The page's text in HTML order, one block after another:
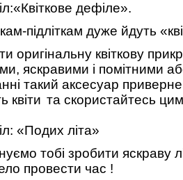
дефіле».
-підліткам дуже йдуть
оригінальну квіткову
яскравими і помітними
такий аксесуар
квіти та скористайтесь
«Подих літа»
тобі зробити яскраву
провести час !